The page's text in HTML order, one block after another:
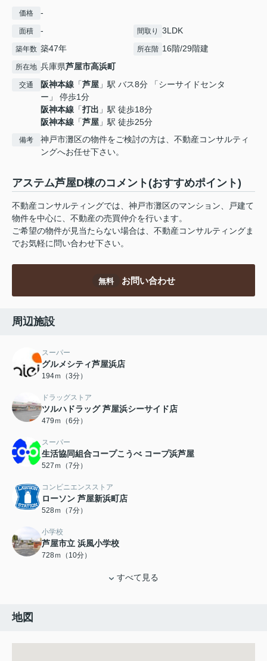
価格 -
面積 - 間取り 3LDK
築年数 築47年 所在階 16階/29階建
所在地 兵庫県芦屋市高浜町
交通 阪神本線 「芦屋 」駅 バス8分 「シーサイドセンタ
ー」 停歩1分
阪神本線 「打出 」駅 徒歩18分
阪神本線 「芦屋 」駅 徒歩25分
備考
神戸市灘区の物件をご検討の方は、不動産コンサルティ
ングへお任せ下さい。
アステム芦屋D棟のコメント(おすすめポイント)
不動産コンサルティングでは、神戸市灘区のマンション、戸建て
物件を中心に、不動産の売買仲介を行います。
ご希望の物件が見当たらない場合は、不動産コンサルティングま
でお気軽に問い合わせ下さい。
無料 お問い合わせ
周辺施設
スーパー
グルメシティ芦屋浜店
194ｍ（3分）
ドラッグストア
ツルハドラッグ 芦屋浜シーサイド店
479ｍ（6分）
スーパー
生活協同組合コープこうべ コープ浜芦屋
527ｍ（7分）
コンビニエンスストア
ローソン 芦屋新浜町店
528ｍ（7分）
小学校
芦屋市立 浜風小学校
728ｍ（10分）
すべて見る
地図